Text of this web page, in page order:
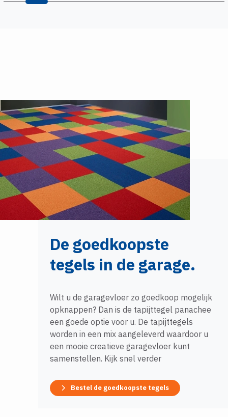
De goedkoopste
tegels in de garage.
Wilt u de garagevloer zo goedkoop mogelijk
opknappen? Dan is de tapijttegel panachee
een goede optie voor u. De tapijttegels
worden in een mix aangeleverd waardoor u
een mooie creatieve garagevloer kunt
samenstellen. Kijk snel verder
Bestel de goedkoopste tegels